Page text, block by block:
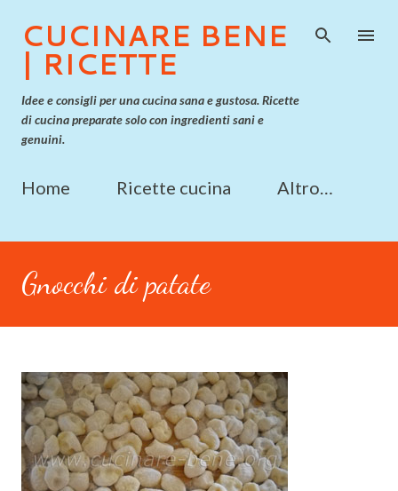
Passa ai contenuti principali
CUCINARE BENE
| RICETTE
Idee e consigli per una cucina sana e gustosa. Ricette
di cucina preparate solo con ingredienti sani e
genuini.
Home Ricette cucina Altro…
Gnocchi di patate